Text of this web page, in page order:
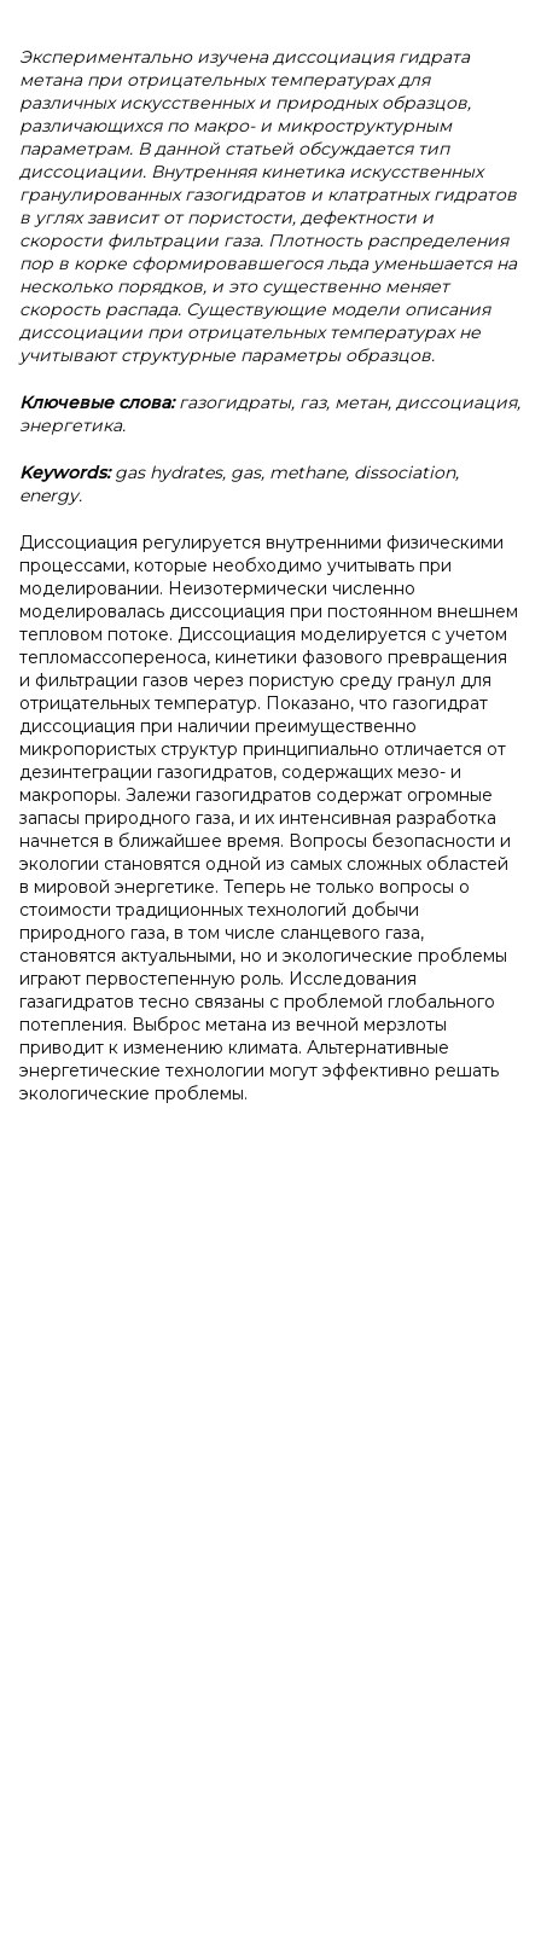
Экспериментально изучена диссоциация гидрата
метана при отрицательных температурах для
различных искусственных и природных образцов,
различающихся по макро- и микроструктурным
параметрам. В данной статьей обсуждается тип
диссоциации. Внутренняя кинетика искусственных
гранулированных газогидратов и клатратных гидратов
в углях зависит от пористости, дефектности и
скорости фильтрации газа. Плотность распределения
пор в корке сформировавшегося льда уменьшается на
несколько порядков, и это существенно меняет
скорость распада. Существующие модели описания
диссоциации при отрицательных температурах не
учитывают структурные параметры образцов.
Ключевые слова:газогидраты, газ, метан, диссоциация,
энергетика.
Keywords:gas hydrates, gas, methane, dissociation,
energy.
Диссоциация регулируется внутренними физическими
процессами, которые необходимо учитывать при
моделировании. Неизотермически численно
моделировалась диссоциация при постоянном внешнем
тепловом потоке. Диссоциация моделируется с учетом
тепломассопереноса, кинетики фазового превращения
и фильтрации газов через пористую среду гранул для
отрицательных температур. Показано, что газогидрат
диссоциация при наличии преимущественно
микропористых структур принципиально отличается от
дезинтеграции газогидратов, содержащих мезо- и
макропоры. Залежи газогидратов содержат огромные
запасы природного газа, и их интенсивная разработка
начнется в ближайшее время. Вопросы безопасности и
экологии становятся одной из самых сложных областей
в мировой энергетике. Теперь не только вопросы о
стоимости традиционных технологий добычи
природного газа, в том числе сланцевого газа,
становятся актуальными, но и экологические проблемы
играют первостепенную роль. Исследования
газагидратов тесно связаны с проблемой глобального
потепления. Выброс метана из вечной мерзлоты
приводит к изменению климата. Альтернативные
энергетические технологии могут эффективно решать
экологические проблемы.